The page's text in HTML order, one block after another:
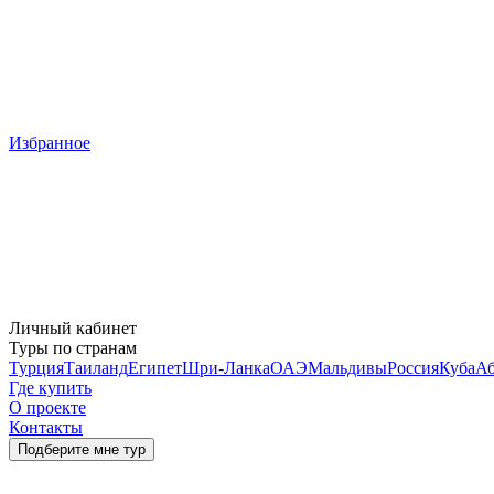
Избранное
Личный кабинет
Туры по странам
ТурцияТаиландЕгипетШри-ЛанкаОАЭМальдивыРоссияКуба
Где купить
О проекте
Контакты
Подберите мне тур